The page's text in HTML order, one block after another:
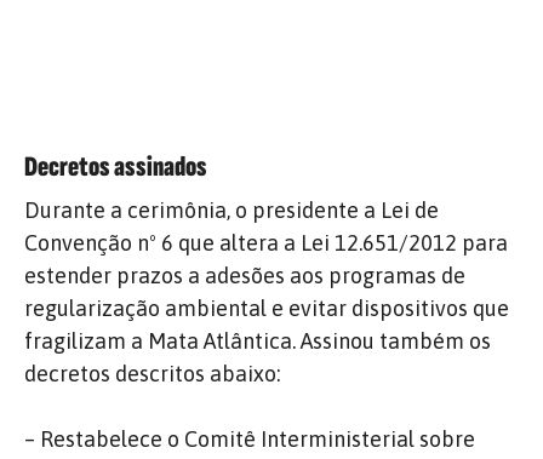
Decretos assinados
Durante a cerimônia, o presidente a Lei de
Convenção nº 6 que altera a Lei 12.651/2012 para
estender prazos a adesões aos programas de
regularização ambiental e evitar dispositivos que
fragilizam a Mata Atlântica. Assinou também os
decretos descritos abaixo:
– Restabelece o Comitê Interministerial sobre